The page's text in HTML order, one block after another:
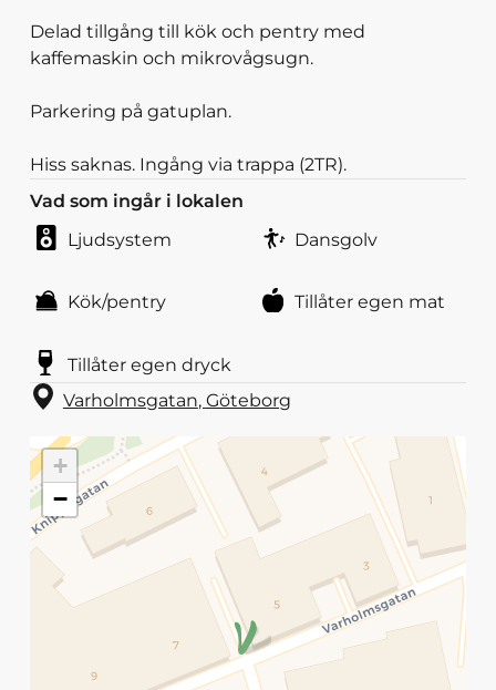
Delad tillgång till kök och pentry med
kaffemaskin och mikrovågsugn.
Parkering på gatuplan.
Hiss saknas. Ingång via trappa (2TR).
Vad som ingår i lokalen
Ljudsystem
Dansgolv
Kök/pentry Tillåter egen mat
Tillåter egen dryck
Varholmsgatan, Göteborg
+
−